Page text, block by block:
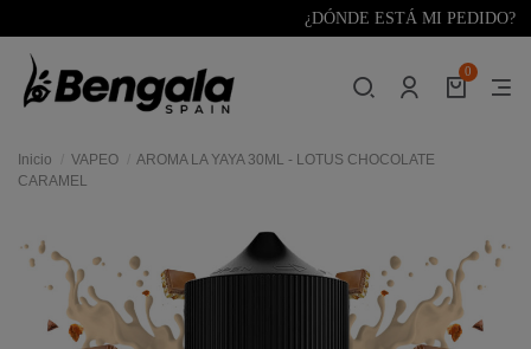
¿DÓNDE ESTÁ MI PEDIDO?
0
Inicio VAPEO
AROMA LA YAYA 30ML - LOTUS CHOCOLATE
CARAMEL